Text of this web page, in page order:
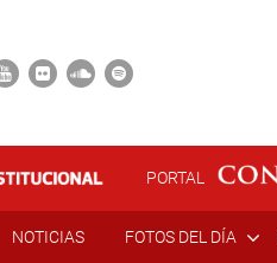
PORTAL
NOTICIAS FOTOS DEL DÍA